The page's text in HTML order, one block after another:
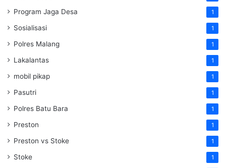
Program Jaga Desa 1
Sosialisasi 1
Polres Malang 1
Lakalantas 1
mobil pikap 1
Pasutri 1
Polres Batu Bara 1
Preston 1
Preston vs Stoke 1
Stoke 1